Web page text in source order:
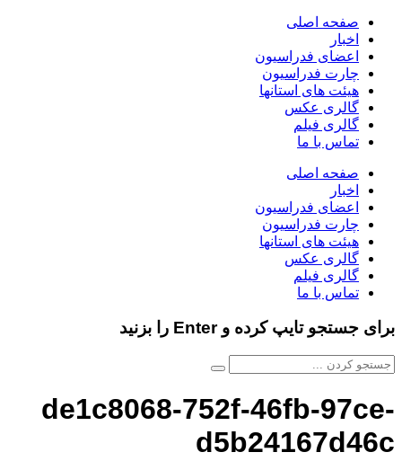
صفحه اصلی
اخبار
اعضای فدراسیون
چارت فدراسیون
هیئت های استانها
گالری عکس
گالری فیلم
تماس با ما
صفحه اصلی
اخبار
اعضای فدراسیون
چارت فدراسیون
هیئت های استانها
گالری عکس
گالری فیلم
تماس با ما
برای جستجو تایپ کرده و Enter را بزنید
de1c8068-752f-46fb-97ce-
d5b24167d46c